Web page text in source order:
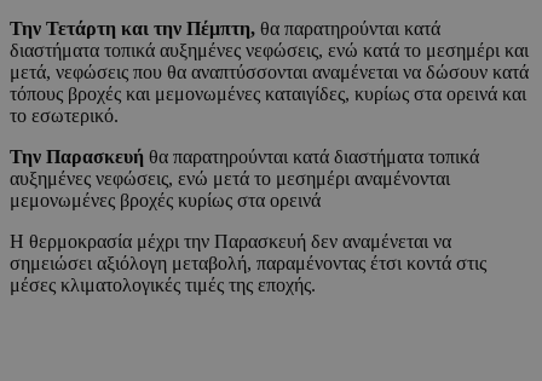
Την Τετάρτη και την Πέμπτη, θα παρατηρούνται κατά
διαστήματα τοπικά αυξημένες νεφώσεις, ενώ κατά το μεσημέρι και
μετά, νεφώσεις που θα αναπτύσσονται αναμένεται να δώσουν κατά
τόπους βροχές και μεμονωμένες καταιγίδες, κυρίως στα ορεινά και
το εσωτερικό.
Την Παρασκευή θα παρατηρούνται κατά διαστήματα τοπικά
αυξημένες νεφώσεις, ενώ μετά το μεσημέρι αναμένονται
μεμονωμένες βροχές κυρίως στα ορεινά
Η θερμοκρασία μέχρι την Παρασκευή δεν αναμένεται να
σημειώσει αξιόλογη μεταβολή, παραμένοντας έτσι κοντά στις
μέσες κλιματολογικές τιμές της εποχής.